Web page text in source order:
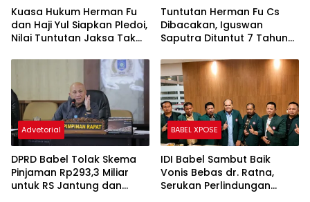
Sesuai Fakta Persidangan
Penjara dan Uang
Pengganti Rp45 Miliar
DPRD Babel Tolak Skema
Pinjaman Rp293,3 Miliar
untuk RS Jantung dan
Stroke, Dorong Pemprov
Kejar Royalti Timah
BABEL XPOSE
IDI Babel Sambut Baik
Vonis Bebas dr. Ratna,
Serukan Perlindungan
Hukum bagi Dokter dan
Tenaga Kesehatan